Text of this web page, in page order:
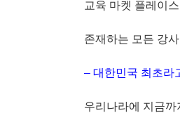
교육 마켓 플레이
존재하는 모든 강
– 대한민국 최초라
우리나라에 지금까